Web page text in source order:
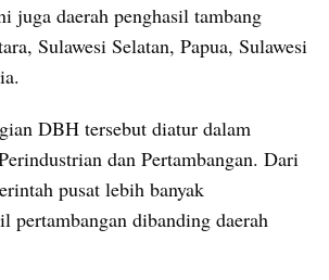
juga daerah penghasil tambang
Sulawesi Selatan, Papua, Sulawesi
DBH tersebut diatur dalam
dan Pertambangan. Dari
pusat lebih banyak
pertambangan dibanding daerah